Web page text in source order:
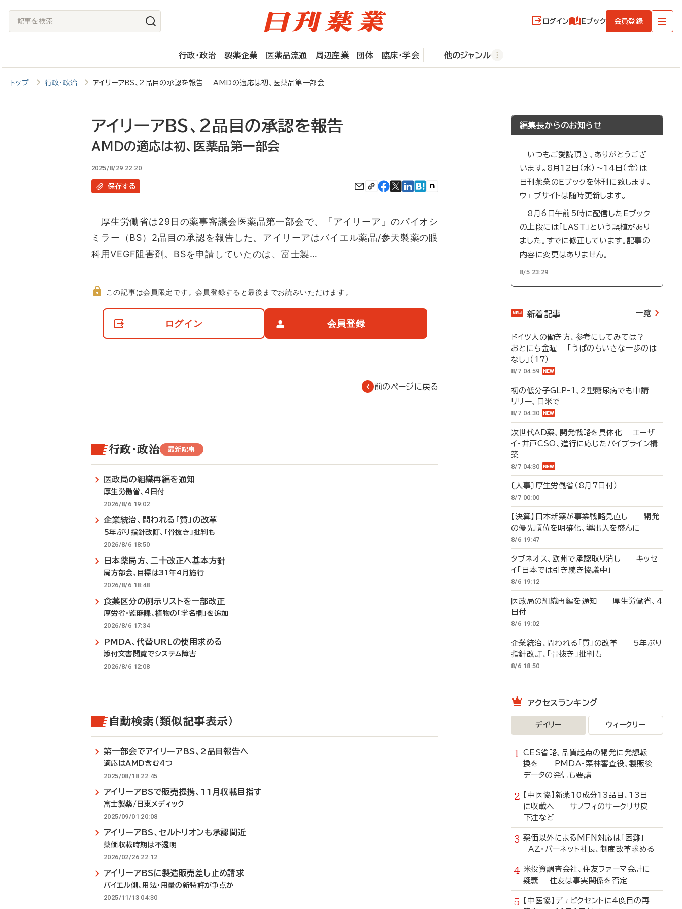
記
事
検
索
ログイン Eブック 会員登録
行政・政治 製薬企業 医薬品流通 周辺産業 団体 臨床・学会 他のジャンル
トップ 行政・政治 アイリーアBS、2品目の承認を報告 AMDの適応は初、医薬品第一部会
アイリーアBS、2品目の承認を報告
AMDの適応は初、医薬品第一部会
2025/8/29 22:20
保存する
厚生労働省は29日の薬事審議会医薬品第一部会で、「アイリーア」のバイオシ
ミラー（BS）2品目の承認を報告した。アイリーアはバイエル薬品/参天製薬の眼
科用VEGF阻害剤。BSを申請していたのは、富士製…
て
この記事は会員限定です。会員登録すると最後までお読みいただけます。
ログイン 会員登録
前のページに戻る
行政・政治 最新記事
医政局の組織再編を通知
厚生労働省、4日付
2026/8/6 19:02
企業統治、問われる「質」の改革
5年ぶり指針改訂、「骨抜き」批判も
2026/8/6 18:50
日本薬局方、二十改正へ基本方針
局方部会、目標は31年4月施行
2026/8/6 18:48
食薬区分の例示リストを一部改正
厚労省・監麻課、植物の「学名欄」を追加
2026/8/6 17:34
PMDA、代替URLの使用求める
添付文書閲覧でシステム障害
2026/8/6 12:08
自動検索（類似記事表示）
第一部会でアイリーアBS、2品目報告へ
適応はAMD含む4つ
2025/08/18 22:45
アイリーアBSで販売提携、11月収載目指す
富士製薬/日東メディック
2025/09/01 20:08
アイリーアBS、セルトリオンも承認間近
薬価収載時期は不透明
2026/02/26 22:12
アイリーアBSに製造販売差し止め請求
バイエル側、用法・用量の新特許が争点か
2025/11/13 04:30
編集長からのお知らせ
いつもご愛読頂き、ありがとうござ
います。8月12日（水）～14日（金）は
日刊薬業のEブックを休刊に致します。
ウェブサイトは随時更新します。
8月6日午前5時に配信したEブック
の上段には「LAST」という誤植があり
ました。すでに修正しています。記事の
内容に変更はありません。
8/5 23:29
新着記事 一覧
ドイツ人の働き方、参考にしてみては？
おとにち金曜 「うぱのちいさな一歩のは
なし」（17）
8/7 04:59
初の低分子GLP-1、2型糖尿病でも申請
リリー、日米で
8/7 04:30
次世代AD薬、開発戦略を具体化 エーザ
イ・井戸CSO、進行に応じたパイプライン構
築
8/7 04:30
〔人事〕厚生労働省（8月7日付）
8/7 00:00
【決算】日本新薬が事業戦略見直し 開発
の優先順位を明確化、導出入を盛んに
8/6 19:47
タブネオス、欧州で承認取り消し キッセ
イ「日本では引き続き協議中」
8/6 19:12
医政局の組織再編を通知 厚生労働省、4
日付
8/6 19:02
企業統治、問われる「質」の改革 5年ぶり
指針改訂、「骨抜き」批判も
8/6 18:50
アクセスランキング
デイリー ウィークリー
CES省略、品質起点の開発に発想転
換を PMDA・栗林審査役、製販後
データの発信も要請
【中医協】新薬10成分13品目、13日
に収載へ サノフィのサークリサ皮
下注など
薬価以外によるMFN対応は「困難」
AZ・バーネット社長、制度改革求める
米投資調査会社、住友ファーマ会計に
疑義 住友は事実関係を否定
【中医協】デュピクセントに4度目の再